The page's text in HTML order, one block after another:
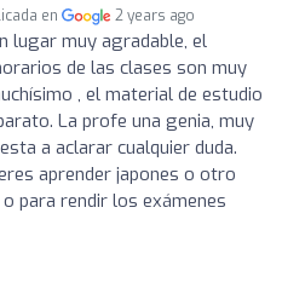
en 2 years ago
lugar muy agradable, el
de las clases son muy
, el material de estudio
La profe una genia, muy
a aclarar cualquier duda.
aprender japones o otro
para rendir los exámenes